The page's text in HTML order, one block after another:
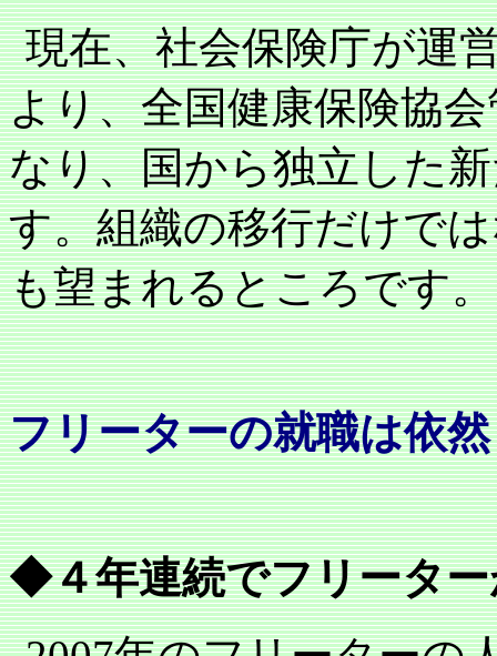
現在、社会保険庁が運
より、全国健康保険協
なり、国から独立した
す。組織の移行だけで
も望まれるところです。
フリーターの就職は依
◆４年連続でフリーター